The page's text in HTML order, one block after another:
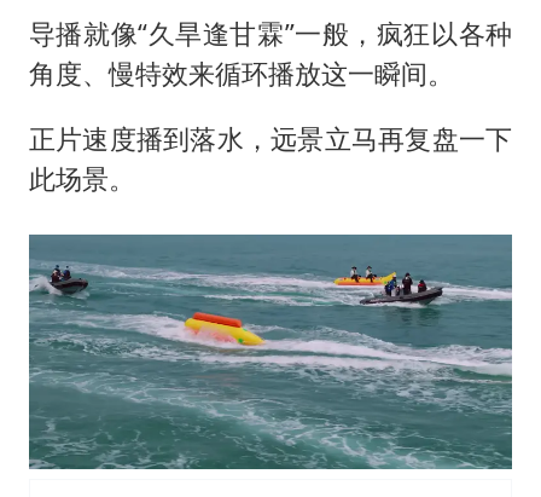
导播就像“久旱逢甘霖”一般，疯狂以各种
角度、慢特效来循环播放这一瞬间。
正片速度播到落水，远景立马再复盘一下
此场景。